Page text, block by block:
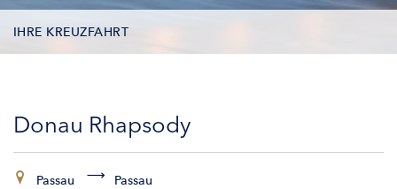
IHRE KREUZFAHRT
KABINEN
Donau Rhapsody
Passau Passau